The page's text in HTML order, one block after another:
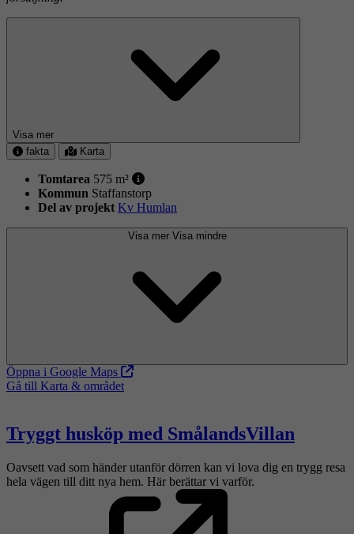
Visa mer
fakta
Karta
Tomtarea 575 m²
Kommun Staffanstorp
Del av projekt Kv Humlan
Visa mer Visa mindre
Öppna i Google Maps
Gå till Karta & området
Tryggt husköp med SmålandsVillan
Oavsett vad som händer utanför dörren kan vi lova dig en trygg resa
hela vägen till ditt nya hem. Här berättar vi varför.